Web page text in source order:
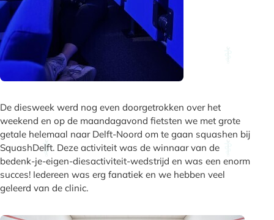
De diesweek werd nog even doorgetrokken over het
weekend en op de maandagavond fietsten we met grote
getale helemaal naar Delft-Noord om te gaan squashen bij
SquashDelft. Deze activiteit was de winnaar van de
bedenk-je-eigen-diesactiviteit-wedstrijd en was een enorm
succes! Iedereen was erg fanatiek en we hebben veel
geleerd van de clinic.